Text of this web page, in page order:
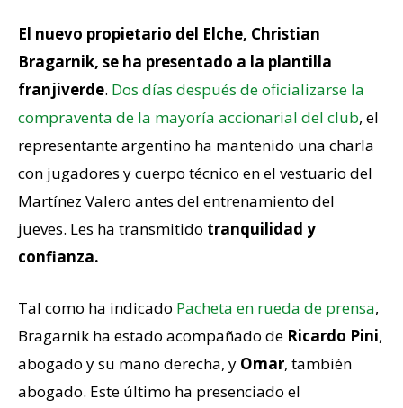
El nuevo propietario del Elche, Christian
Bragarnik, se ha presentado a la plantilla
franjiverde. Dos días después de oficializarse la
compraventa de la mayoría accionarial del club, el
representante argentino ha mantenido una charla
con jugadores y cuerpo técnico en el vestuario del
Martínez Valero antes del entrenamiento del
jueves. Les ha transmitido tranquilidad y
confianza.
Tal como ha indicado Pacheta en rueda de prensa,
Bragarnik ha estado acompañado de Ricardo Pini,
abogado y su mano derecha, y Omar, también
abogado. Este último ha presenciado el